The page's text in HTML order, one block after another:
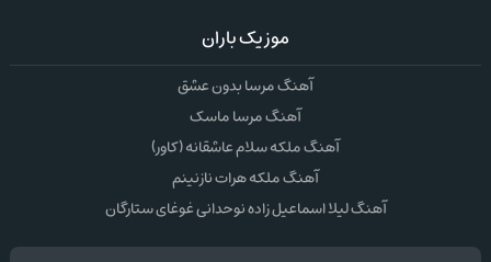
موزیک باران
آهنگ مرسا بدون عشق
آهنگ مرسا ماسک
آهنگ ملکه سلام عاشقانه (کاور)
آهنگ ملکه هرات نازنینم
آهنگ لیلا اسماعیل زاده نوحدانی غوغای ستارگان